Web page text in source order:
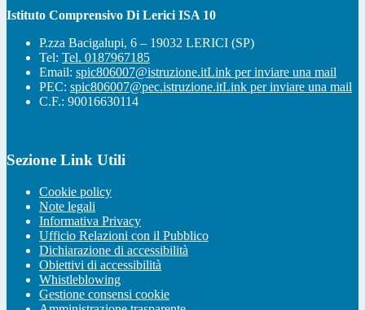
Istituto Comprensivo Di Lerici ISA 10
P.zza Bacigalupi, 6 – 19032 LERICI (SP)
Tel: Tel. 0187967185
Email: spic806007@istruzione.itLink per inviare una mail
PEC: spic806007@pec.istruzione.itLink per inviare una mail
C.F.: 90016630114
Sezione Link Utili
Cookie policy
Note legali
Informativa Privacy
Ufficio Relazioni con il Pubblico
Dichiarazione di accessibilità
Obiettivi di accessibilità
Whistleblowing
Gestione consensi cookie